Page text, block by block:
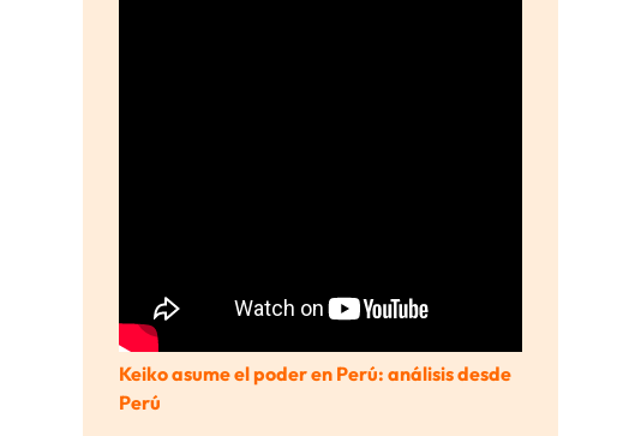
Keiko asume el poder en Perú: análisis desde
Perú